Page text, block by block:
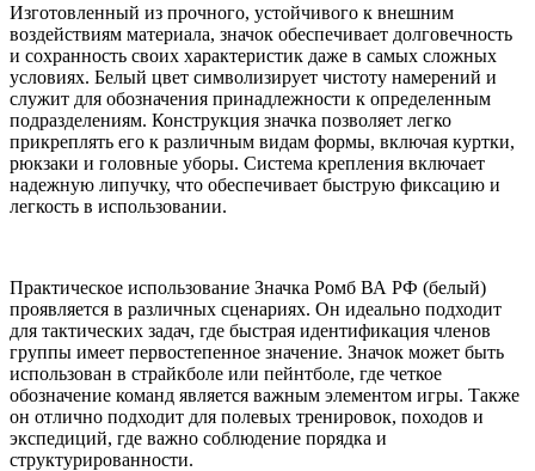
Изготовленный из прочного, устойчивого к внешним
воздействиям материала, значок обеспечивает долговечность
и сохранность своих характеристик даже в самых сложных
условиях. Белый цвет символизирует чистоту намерений и
служит для обозначения принадлежности к определенным
подразделениям. Конструкция значка позволяет легко
прикреплять его к различным видам формы, включая куртки,
рюкзаки и головные уборы. Система крепления включает
надежную липучку, что обеспечивает быструю фиксацию и
легкость в использовании.
Практическое использование Значка Ромб ВА РФ (белый)
проявляется в различных сценариях. Он идеально подходит
для тактических задач, где быстрая идентификация членов
группы имеет первостепенное значение. Значок может быть
использован в страйкболе или пейнтболе, где четкое
обозначение команд является важным элементом игры. Также
он отлично подходит для полевых тренировок, походов и
экспедиций, где важно соблюдение порядка и
структурированности.